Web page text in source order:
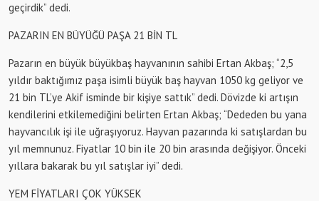
geçirdik” dedi.
PAZARIN EN BÜYÜĞÜ PAŞA 21 BİN TL
Pazarın en büyük büyükbaş hayvanının sahibi Ertan Akbaş; “2,5
yıldır baktığımız paşa isimli büyük baş hayvan 1050 kg geliyor ve
21 bin TL’ye Akif isminde bir kişiye sattık” dedi. Dövizde ki artışın
kendilerini etkilemediğini belirten Ertan Akbaş; “Dededen bu yana
hayvancılık işi ile uğraşıyoruz. Hayvan pazarında ki satışlardan bu
yıl memnunuz. Fiyatlar 10 bin ile 20 bin arasında değişiyor. Önceki
yıllara bakarak bu yıl satışlar iyi” dedi.
YEM FİYATLARI ÇOK YÜKSEK